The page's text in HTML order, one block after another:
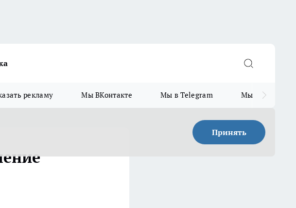
рекламу Мы ВКонтакте Мы в Telegram Мы в MAX
Принять